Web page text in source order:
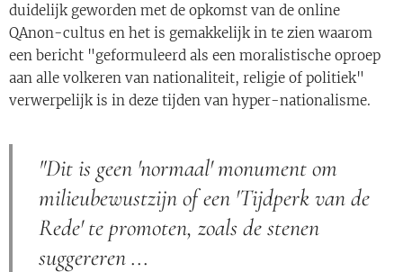
duidelijk geworden met de opkomst van de online
QAnon-cultus en het is gemakkelijk in te zien waarom
een ​​bericht "geformuleerd als een moralistische oproep
aan alle volkeren van nationaliteit, religie of politiek"
verwerpelijk is in deze tijden van hyper-nationalisme.
"Dit is geen 'normaal' monument om
milieubewustzijn of een 'Tijdperk van de
Rede' te promoten, zoals de stenen
suggereren ...